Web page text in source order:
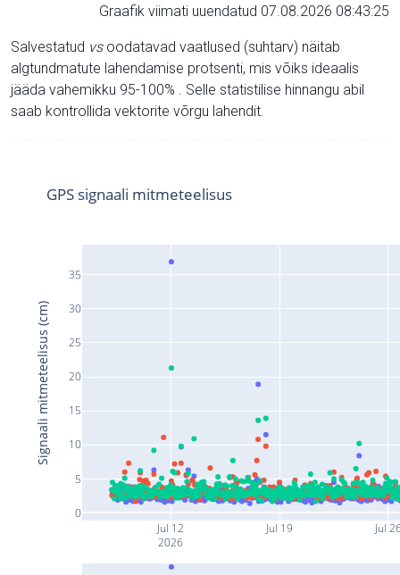
Graafik viimati uuendatud 07.08.2026 08:43:25
Salvestatud vsoodatavad vaatlused (suhtarv) näitab
algtundmatute lahendamise protsenti, mis võiks ideaalis
jääda vahemikku 95-100% . Selle statistilise hinnangu abil
saab kontrollida vektorite võrgu lahendit.
Jul 12
2026
Jul 19 Jul
0
5
10
15
20
25
30
35
GPS signaali mitmeteelisus
Signaali mitmeteelisus (cm)